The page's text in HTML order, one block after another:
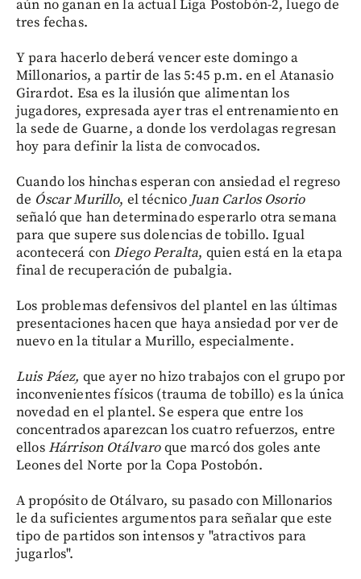
aún no ganan en la actual Liga Postobón-2, luego de
tres fechas.
Y para hacerlo deberá vencer este domingo a
Millonarios, a partir de las 5:45 p.m. en el Atanasio
Girardot. Esa es la ilusión que alimentan los
jugadores, expresada ayer tras el entrenamiento en
la sede de Guarne, a donde los verdolagas regresan
hoy para definir la lista de convocados.
Cuando los hinchas esperan con ansiedad el regreso
de Óscar Murillo, el técnico Juan Carlos Osorio
señaló que han determinado esperarlo otra semana
para que supere sus dolencias de tobillo. Igual
acontecerá conDiego Peralta, quien está en la etapa
final de recuperación de pubalgia.
Los problemas defensivos del plantel en las últimas
presentaciones hacen que haya ansiedad por ver de
nuevo en la titular a Murillo, especialmente.
Luis Páez, que ayer no hizo trabajos con el grupo por
inconvenientes físicos (trauma de tobillo) es la única
novedad en el plantel. Se espera que entre los
concentrados aparezcan los cuatro refuerzos, entre
ellosHárrison Otálvaroque marcó dos goles ante
Leones del Norte por la Copa Postobón.
A propósito de Otálvaro, su pasado con Millonarios
le da suficientes argumentos para señalar que este
tipo de partidos son intensos y "atractivos para
jugarlos".